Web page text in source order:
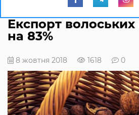
Експорт волоських
на 83%
8 жовтня 2018 1618 0